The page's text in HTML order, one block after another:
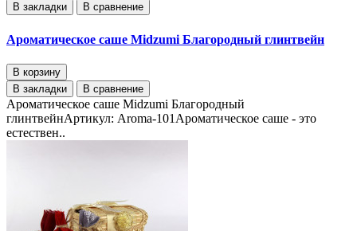
В закладки В сравнение
Ароматическое саше Midzumi Благородный глинтвейн
В корзину
В закладки
В сравнение
Ароматическое саше Midzumi Благородный
глинтвейнАртикул: Aroma-101Ароматическое саше - это
естествен..